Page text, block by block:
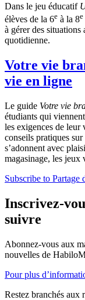
Dans le jeu éducatif
élèves de la 6e à la 8e
à gérer des
quotidienne.
Votre vie
vie en ligne
Le guide Votre vie
étudiants qui
les exigences de
conseils pratiques
s’adonnent avec
magasinage, les jeux
Subscribe to Partage
Inscrivez-
suivre
Abonnez-vous aux
nouvelles de
Pour plus
Restez branchés aux